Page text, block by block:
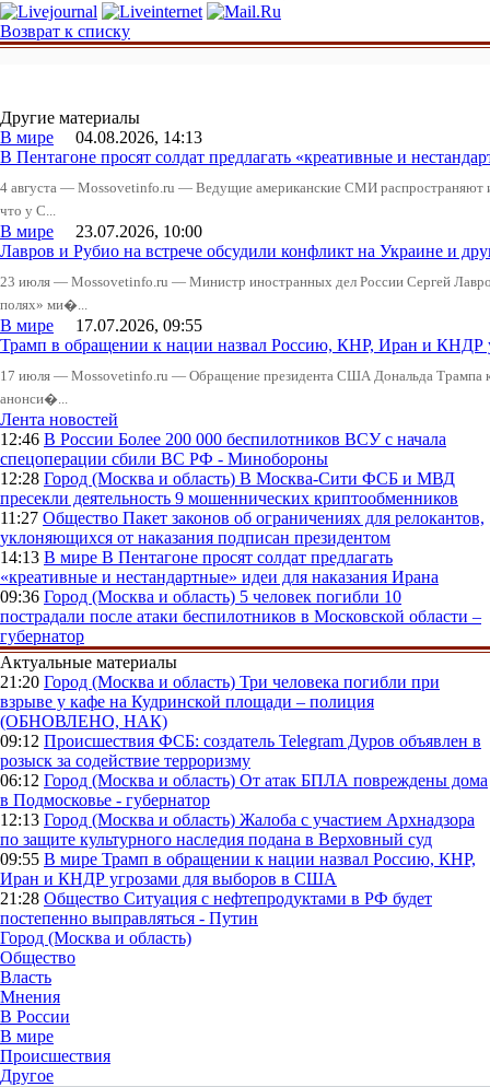
Возврат к списку
Другие материалы
В мире 04.08.2026, 14:13
В Пентагоне просят солдат предлагать «креативные и
4 августа — Mossovetinfo.ru — Ведущие американские СМИ
что у С...
В мире 23.07.2026, 10:00
Лавров и Рубио на встрече обсудили конфликт на Украине и
23 июля — Mossovetinfo.ru — Министр иностранных дел России Сергей
полях» ми�...
В мире 17.07.2026, 09:55
Трамп в обращении к нации назвал Россию, КНР, Иран и
17 июля — Mossovetinfo.ru — Обращение президента США Дональда Трампа к
анонси�...
Лента новостей
12:46 В России Более 200 000 беспилотников ВСУ с начала
спецоперации сбили ВС РФ - Минобороны
12:28 Город (Москва и область) В Москва-Сити ФСБ и МВД
пресекли деятельность 9 мошеннических криптообменников
11:27 Общество Пакет законов об ограничениях для релокантов,
уклоняющихся от наказания подписан президентом
14:13 В мире В Пентагоне просят солдат предлагать
«креативные и нестандартные» идеи для наказания Ирана
09:36 Город (Москва и область) 5 человек погибли 10
пострадали после атаки беспилотников в Московской области –
губернатор
Актуальные материалы
21:20 Город (Москва и область) Три человека погибли при
взрыве у кафе на Кудринской площади – полиция
(ОБНОВЛЕНО, НАК)
09:12 Происшествия ФСБ: создатель Telegram Дуров объявлен в
розыск за содействие терроризму
06:12 Город (Москва и область) От атак БПЛА повреждены дома
в Подмосковье - губернатор
12:13 Город (Москва и область) Жалоба с участием Архнадзора
по защите культурного наследия подана в Верховный суд
09:55 В мире Трамп в обращении к нации назвал Россию, КНР,
Иран и КНДР угрозами для выборов в США
21:28 Общество Ситуация с нефтепродуктами в РФ будет
постепенно выправляться - Путин
Город (Москва и область)
Общество
Власть
Мнения
В России
В мире
Происшествия
Другое